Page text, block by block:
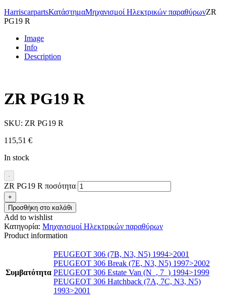
HarriscarpartsΚατάστημαΜηχανισμοί Ηλεκτρικών παραθύρωνZR
PG19 R
Image
Info
Description
ZR PG19 R
SKU: ZR PG19 R
115,51 €
In stock
-
ZR PG19 R ποσότητα
+
Προσθήκη στο καλάθι
Add to wishlist
Κατηγορία: Μηχανισμοί Ηλεκτρικών παραθύρων
Product information
Συμβατότητα
PEUGEOT 306 (7B, N3, N5) 1994>2001
PEUGEOT 306 Break (7E, N3, N5) 1997>2002
PEUGEOT 306 Estate Van (N_, 7_) 1994>1999
PEUGEOT 306 Hatchback (7A, 7C, N3, N5)
1993>2001